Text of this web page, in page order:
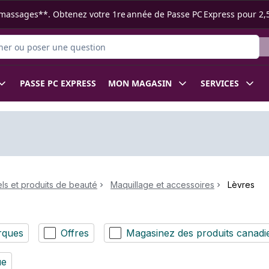
Obtenez votre 1re année de Passe PC Express pour
PASSE PC EXPRESS MON MAGASIN SERVICES
et produits de beauté Maquillage et accessoires Lèvres
Offres Magasinez des produits